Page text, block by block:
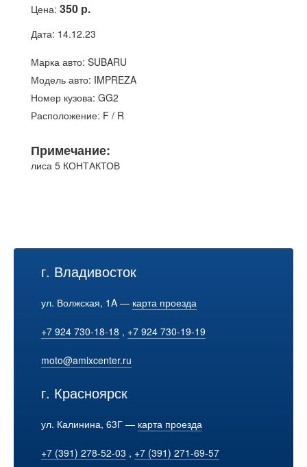
Цена: 350 р.
Дата: 14.12.23
Марка авто: SUBARU
Модель авто: IMPREZA
Номер кузова: GG2
Расположение: F / R
Примечание:
лиса 5 КОНТАКТОВ
г. Владивосток
ул. Волжская, 1A — карта проезда
+7 924 730-18-18 , +7 924 730-19-19
moto@amixcenter.ru
г. Красноярск
ул. Калинина, 63Г — карта проезда
+7 (391) 278-52-03 , +7 (391) 271-69-57